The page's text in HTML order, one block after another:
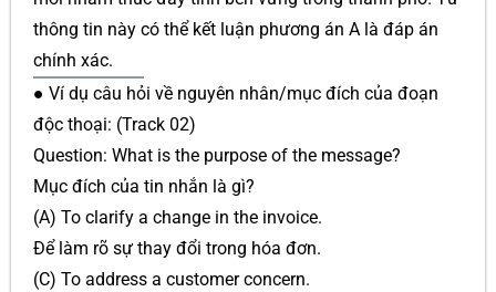
thông tin này có thể kết luận phương án A là đáp án
chính xác.
● Ví dụ câu hỏi về nguyên nhân/mục đích của đoạn
độc thoại: (Track 02)
Question: What is the purpose of the message?
Mục đích của tin nhắn là gì?
(A) To clarify a change in the invoice.
Để làm rõ sự thay đổi trong hóa đơn.
(C) To address a customer concern.